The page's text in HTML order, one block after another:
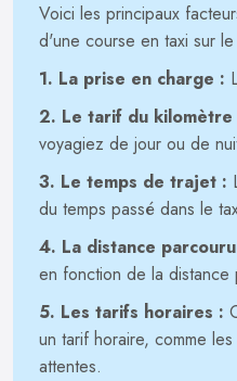
Voici les principaux
d'une course en taxi sur
1. La prise en charge :
2. Le tarif du kilomètre
voyagiez de jour ou de
3. Le temps de trajet :
du temps passé dans le
4. La distance
en fonction de la distance
5. Les tarifs horaires :
un tarif horaire, comme
attentes.